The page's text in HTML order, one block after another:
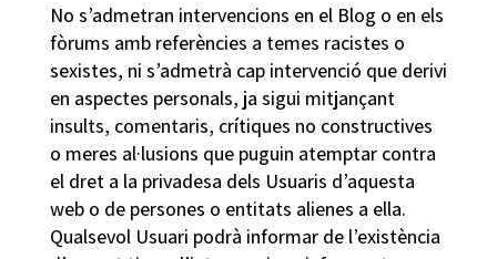
No s’admetran intervencions en el Blog o en els
fòrums amb referències a temes racistes o
sexistes, ni s’admetrà cap intervenció que derivi
en aspectes personals, ja sigui mitjançant
insults, comentaris, crítiques no constructives
o meres al·lusions que puguin atemptar contra
el dret a la privadesa dels Usuaris d’aquesta
web o de persones o entitats alienes a ella.
Qualsevol Usuari podrà informar de l’existència